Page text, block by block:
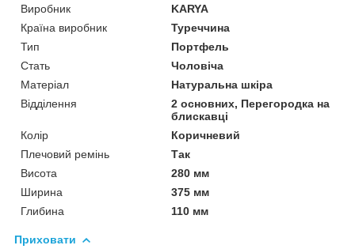
Виробник
KARYA
Країна виробник
Туреччина
Тип
Портфель
Стать
Чоловіча
Матеріал
Натуральна шкіра
Відділення
2 основних, Перегородка на
блискавці
Колір
Коричневий
Плечовий ремінь
Так
Висота
280 мм
Ширина
375 мм
Глибина
110 мм
Приховати